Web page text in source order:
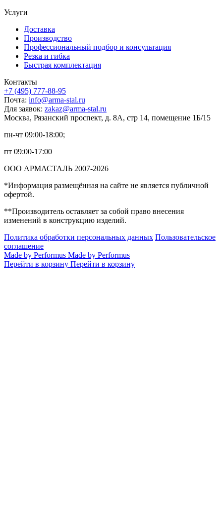
Услуги
Доставка
Производство
Профессиональный подбор и консультация
Резка и гибка
Быстрая комплектация
Контакты
+7 (495) 777-88-95
Почта: info@arma-stal.ru
Для заявок: zakaz@arma-stal.ru
Москва, Рязанский проспект, д. 8А, стр 14, помещение 1Б/15
пн-чт 09:00-18:00;
пт 09:00-17:00
ООО АРМАСТАЛЬ 2007-2026
*Информация размещённая на сайте не является публичной
офертой.
**Производитель оставляет за собой право внесения
изменений в конструкцию изделий.
Политика обработки персональных данных Пользовательское
соглашение
Made by Performus Made by Performus
Перейти в корзину Перейти в корзину